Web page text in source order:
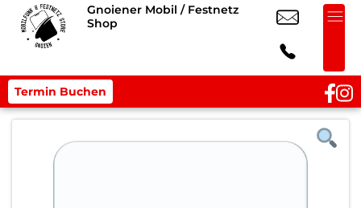
Gnoiener Mobil / Festnetz
Shop
Termin Buchen